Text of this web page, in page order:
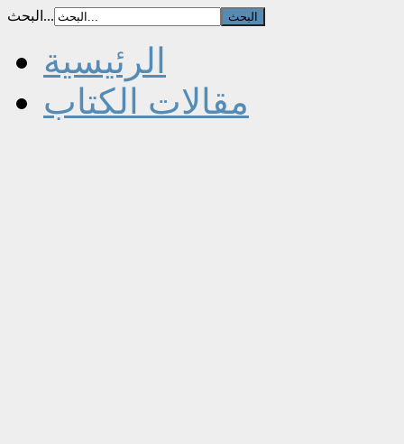
البحث...
الرئيسية
مقالات الكتاب